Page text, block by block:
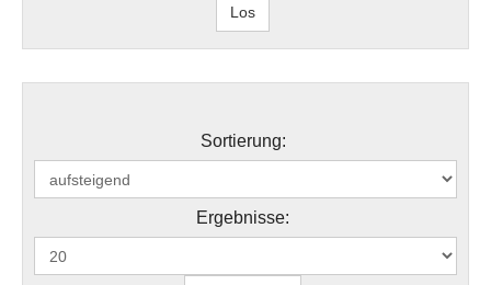
Sortierung:
Ergebnisse: